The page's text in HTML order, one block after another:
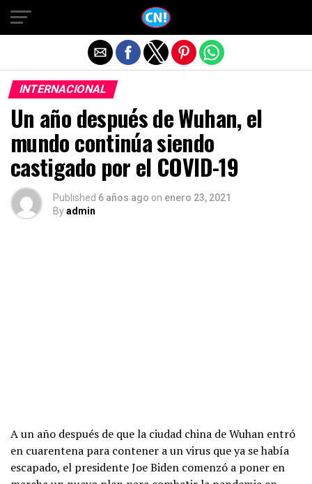
INTERNACIONAL
Un año después de Wuhan, el
mundo continúa siendo
castigado por el COVID-19
Published 6 años ago on enero 23, 2021
Byadmin
A un año después de que la ciudad china de Wuhan entró
en cuarentena para contener a un virus que ya se había
escapado, el presidente Joe Biden comenzó a poner en
Salir de la versión móvil